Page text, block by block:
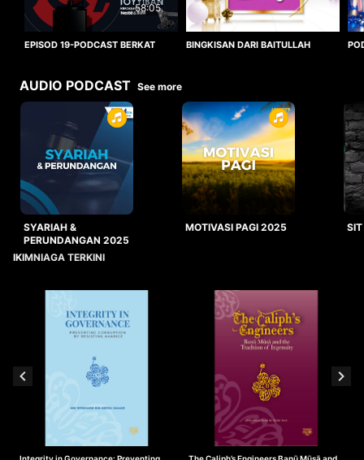
58:05
EPISOD 19-PODCAST BERKAT
BINGKISAN DARI BAITULLAH
AUDIO PODCAST See more
SYARIAH &
PERUNDANGAN 2025
MOTIVASI PAGI 2025
IKIMNIAGA TERKINI